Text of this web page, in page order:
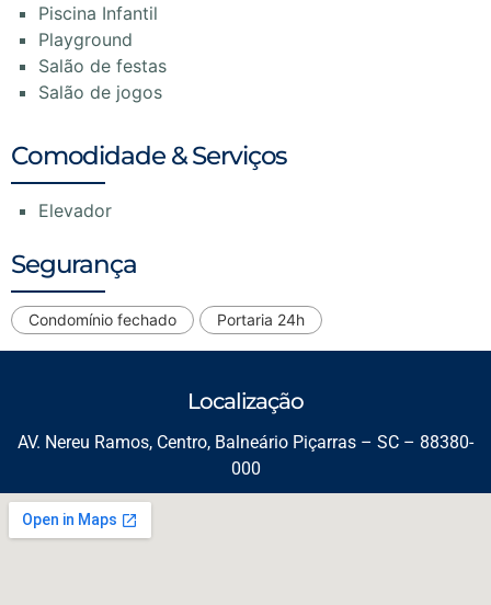
Piscina Infantil
Playground
Salão de festas
Salão de jogos
Comodidade & Serviços
Elevador
Segurança
Condomínio fechado Portaria 24h
Localização
AV. Nereu Ramos, Centro, Balneário Piçarras – SC – 88380-
000